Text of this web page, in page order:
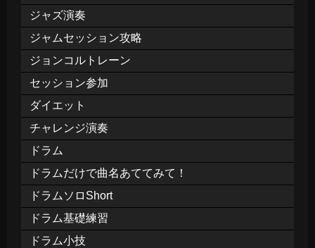
ジャズ演奏
ジャムセッション攻略
ジョンコルトレーン
セッション参加
ダイエット
チャレンジ演奏
ドラム
ドラムだけで曲名あててみて！
ドラムソロShort
ドラム基礎練習
ドラム小技